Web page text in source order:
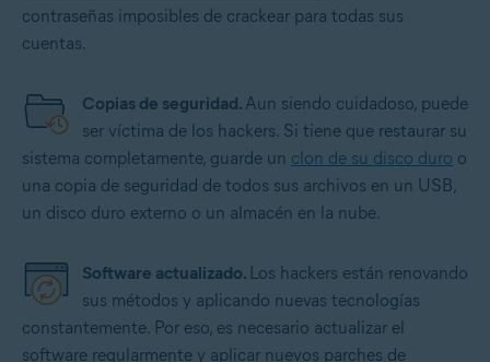
contraseñas imposibles de crackear para todas sus
cuentas.
Copias de seguridad. Aun siendo cuidadoso, puede
ser víctima de los hackers. Si tiene que restaurar su
sistema completamente, guarde un clon de su disco duro o
una copia de seguridad de todos sus archivos en un USB,
un disco duro externo o un almacén en la nube.
Software actualizado. Los hackers están renovando
sus métodos y aplicando nuevas tecnologías
constantemente. Por eso, es necesario actualizar el
software regularmente y aplicar nuevos parches de